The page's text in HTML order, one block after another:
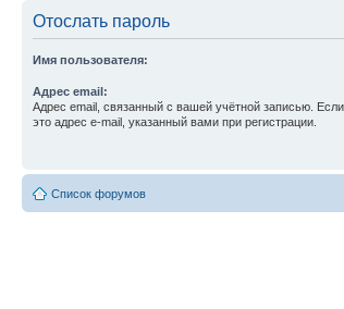
Отослать пароль
Имя пользователя:
Адрес email:
Адрес email, связанный с вашей учётной записью.
это адрес e-mail, указанный вами при регистрации.
Список форумов